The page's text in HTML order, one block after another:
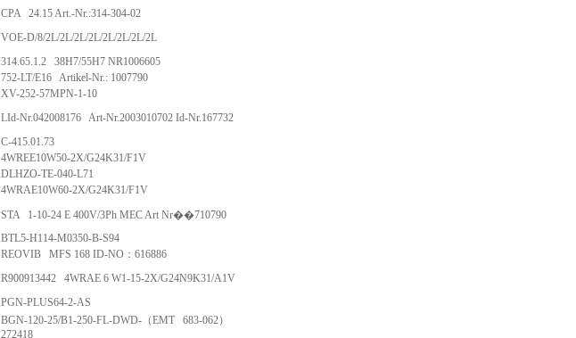
CPA 24.15 Art.-Nr.:314-304-02
VOE-D/8/2L/2L/2L/2L/2L/2L/2L/2L
314.65.1.2 38H7/55H7 NR1006605
752-LT/E16 Artikel-Nr.: 1007790
XV-252-57MPN-1-10
LId-Nr.042008176 Art-Nr.2003010702 Id-Nr.167732
C-415.01.73
4WREE10W50-2X/G24K31/F1V
DLHZO-TE-040-L71
4WRAE10W60-2X/G24K31/F1V
STA 1-10-24 E 400V/3Ph MEC Art Nr��710790
BTL5-H114-M0350-B-S94
REOVIB MFS 168 ID-NO：616886
R900913442 4WRAE 6 W1-15-2X/G24N9K31/A1V
PGN-PLUS64-2-AS
BGN-120-25/B1-250-FL-DWD-（EMT 683-062）
272418